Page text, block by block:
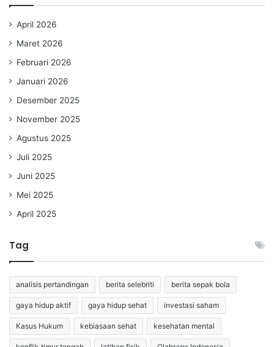
April 2026
Maret 2026
Februari 2026
Januari 2026
Desember 2025
November 2025
Agustus 2025
Juli 2025
Juni 2025
Mei 2025
April 2025
Tag
analisis pertandingan berita selebriti berita sepak bola
gaya hidup aktif gaya hidup sehat investasi saham
Kasus Hukum kebiasaan sehat kesehatan mental